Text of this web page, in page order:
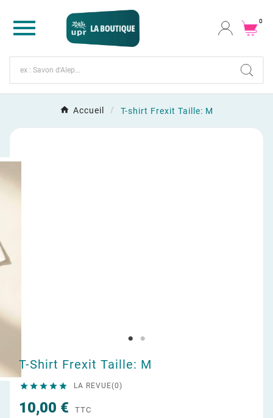
 0
Accueil T-shirt Frexit Taille: M
T-Shirt Frexit Taille: M
     LA REVUE(0)
10,00 € TTC